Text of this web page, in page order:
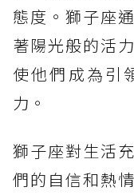
態度。獅子座
著陽光般的活
使他們成為引
力。
獅子座對生活
們的自信和熱